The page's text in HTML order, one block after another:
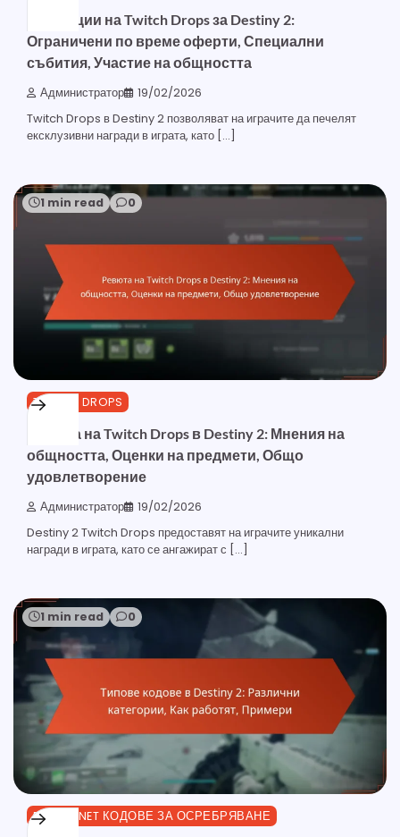
Промоции на Twitch Drops за Destiny 2:
Ограничени по време оферти, Специални
събития, Участие на общността
Администратор 19/02/2026
Twitch Drops в Destiny 2 позволяват на играчите да печелят
ексклузивни награди в играта, като […]
1 min read 0
TWITCH DROPS
Ревюта на Twitch Drops в Destiny 2: Мнения на
общността, Оценки на предмети, Общо
удовлетворение
Администратор 19/02/2026
Destiny 2 Twitch Drops предоставят на играчите уникални
награди в играта, като се ангажират с […]
1 min read 0
BUNGIE.NET КОДОВЕ ЗА ОСРЕБРЯВАНЕ